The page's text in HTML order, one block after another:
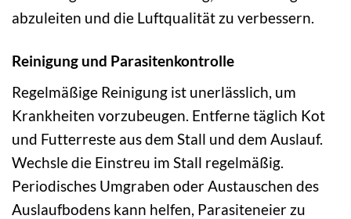
abzuleiten und die Luftqualität zu verbessern.
Reinigung und Parasitenkontrolle
Regelmäßige Reinigung ist unerlässlich, um
Krankheiten vorzubeugen. Entferne täglich Kot
und Futterreste aus dem Stall und dem Auslauf.
Wechsle die Einstreu im Stall regelmäßig.
Periodisches Umgraben oder Austauschen des
Auslaufbodens kann helfen, Parasiteneier zu